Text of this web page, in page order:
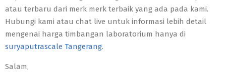
atau terbaru dari merk merk terbaik yang ada pada kami.
Hubungi kami atau chat live untuk informasi lebih detail
mengenai harga timbangan laboratorium hanya di
suryaputrascale Tangerang.
Salam,